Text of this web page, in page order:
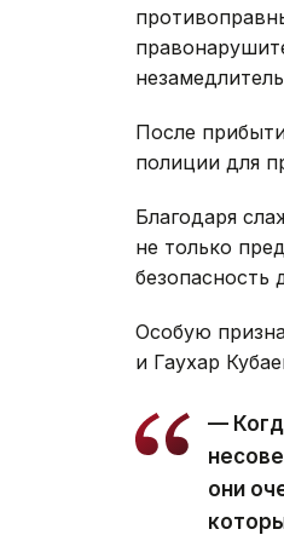
После
полиции для
Благодаря
не только
безопасность
Особую
и Гаухар
—
они